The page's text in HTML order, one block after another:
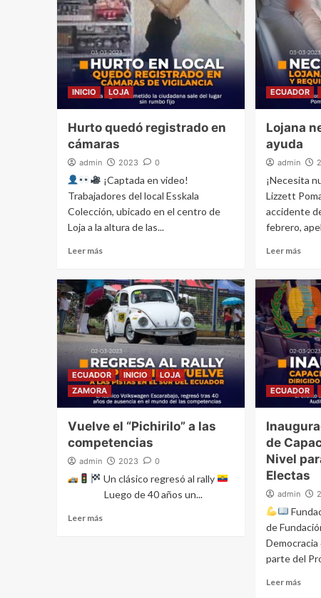
INICIO LOJA
Hurto quedó registrado en
cámaras
admin 2023 0
¡Captada en video!
Trabajadores del local Esskala
Colección, ubicado en el centro de
Loja a la altura de las...
Leer más
ECUADOR
Lojana
ayuda
admin
¡Necesita
Lizzett
accidente
febrero,
Leer más
ECUADOR INICIO
LOJA
ZAMORA
Vuelve el “Pichirilo” a las
competencias
admin 2023 0
Un clásico regresó al rally
Luego de 40 años un...
Leer más
ECUADOR
de
Nivel
Electas
admin
de
Democracia
parte del
Leer más